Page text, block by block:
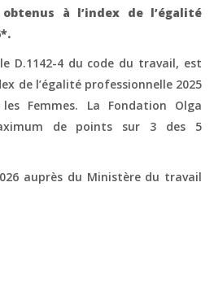
à l’index de l’égalité
D.1142-4 du code du travail, est
de l’égalité professionnelle 2025
Femmes. La Fondation Olga
de points sur 3 des 5
auprès du Ministère du travail